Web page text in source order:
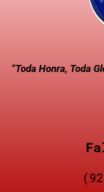
“Toda Honra, Toda